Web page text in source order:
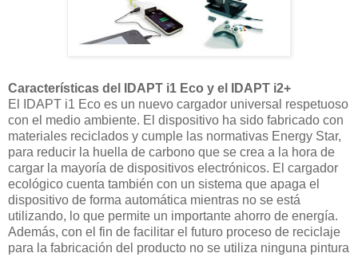
Características del IDAPT i1 Eco y el IDAPT i2+
El IDAPT i1 Eco es un nuevo cargador universal respetuoso
con el medio ambiente. El dispositivo ha sido fabricado con
materiales reciclados y cumple las normativas Energy Star,
para reducir la huella de carbono que se crea a la hora de
cargar la mayoría de dispositivos electrónicos. El cargador
ecológico cuenta también con un sistema que apaga el
dispositivo de forma automática mientras no se está
utilizando, lo que permite un importante ahorro de energía.
Además, con el fin de facilitar el futuro proceso de reciclaje
para la fabricación del producto no se utiliza ninguna pintura